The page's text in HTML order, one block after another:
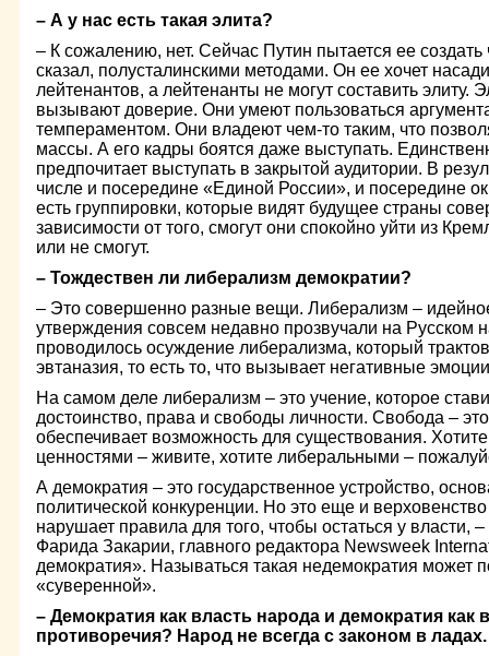
– А у нас есть такая элита?
– К сожалению, нет. Сейчас Путин пытается ее
сказал, полусталинскими методами. Он ее хочет
лейтенантов, а лейтенанты не могут составить элиту.
вызывают доверие. Они умеют пользоваться
темпераментом. Они владеют чем-то таким, что
массы. А его кадры боятся даже выступать.
предпочитает выступать в закрытой аудитории. В
числе и посередине «Единой России», и посередине
есть группировки, которые видят будущее страны
зависимости от того, смогут они спокойно уйти из
или не смогут.
– Тождествен ли либерализм демократии?
– Это совершенно разные вещи. Либерализм –
утверждения совсем недавно прозвучали на Русском
проводилось осуждение либерализма, который
эвтаназия, то есть то, что вызывает негативные
На самом деле либерализм – это учение, которое
достоинство, права и свободы личности. Свобода –
обеспечивает возможность для существования.
ценностями – живите, хотите либеральными –
А демократия – это государственное устройство,
политической конкуренции. Но это еще и
нарушает правила для того, чтобы остаться у власти,
Фарида Закарии, главного редактора Newsweek
демократия». Называться такая недемократия может
«суверенной».
– Демократия как власть народа и демократия как
противоречия? Народ не всегда с законом в ладах.